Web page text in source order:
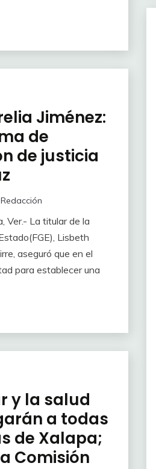
Jiménez:
de
de justicia
Redacción
Ver.- La titular de la
Lisbeth
aseguró que en el
para establecer una
y la salud
a todas
de Xalapa;
Comisión